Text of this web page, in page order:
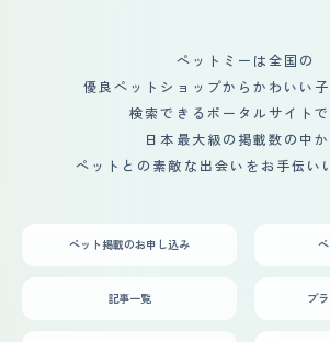
代のチワワが亡くなった喪失感が癒えて
所にひごペットがオープンしました。な
にいったところ色や柄は違ったのですが
ワワが転生したかのような仔犬（今の愛
す。先代のチワワが怒るかな…？とか1ヶ
えしました。どんどん値引きされていて
室送りになると思ったからです。 今はまだこの子に振り
なのどこから持ってきたの？？」という
ペットミーは全国の
優良ペットショップからかわいい
検索できるポータルサイトで
日本最大級の掲載数の中か
ペットとの素敵な出会いをお手伝い
ペット掲載のお申し込み
記事一覧 プ